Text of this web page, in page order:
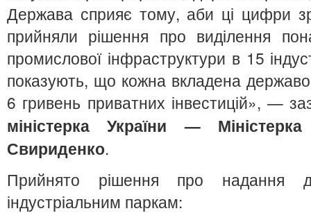
Держава сприяє тому, аби ці цифри
прийняли рішення про виділення
промислової інфраструктури в 15
показують, що кожна вкладена
6 гривень приватних інвестицій», —
міністерка України —
Свириденко.
Прийнято рішення про надання
індустріальним паркам: